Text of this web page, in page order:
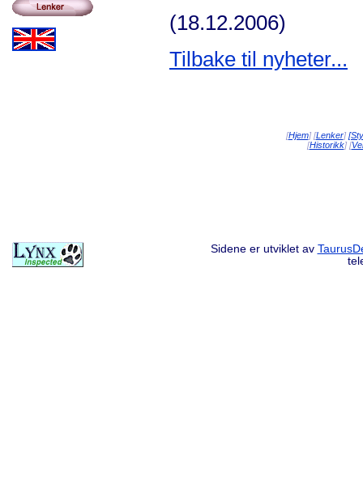
(18.12.2006)
Tilbake til nyheter...
[Hjem] [Lenker]
[Historikk] [
Sidene er utviklet av